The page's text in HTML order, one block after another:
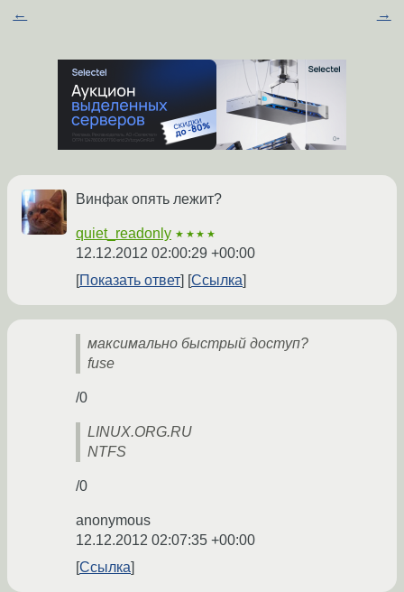
← →
Винфак опять лежит?
quiet_readonly ★★★★
12.12.2012 02:00:29 +00:00
Показать ответ
Ссылка
максимально быстрый доступ?
fuse
/0
LINUX.ORG.RU
NTFS
/0
anonymous
12.12.2012 02:07:35 +00:00
Ссылка